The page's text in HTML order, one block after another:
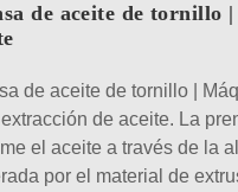
de aceite de tornillo
de aceite de tornillo |
de aceite. La
el aceite a través de la
por el material de